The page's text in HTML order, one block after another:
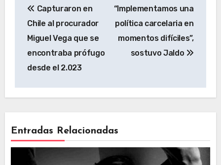
Capturaron en
Chile al procurador
Miguel Vega que se
encontraba prófugo
desde el 2.023
“Implementamos una
política carcelaria en
momentos difíciles”,
sostuvo Jaldo
Entradas Relacionadas